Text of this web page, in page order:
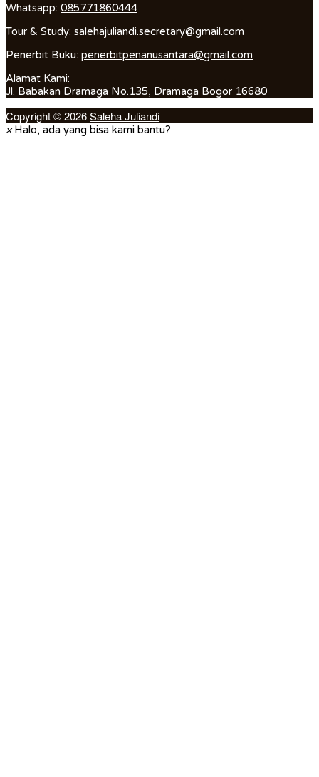
Whatsapp: 085771860444
Tour & Study: salehajuliandi.secretary@gmail.com
Penerbit Buku: penerbitpenanusantara@gmail.com
Alamat Kami:
Jl. Babakan Dramaga No.135, Dramaga Bogor 16680
Copyright © 2026Saleha Juliandi
× Halo, ada yang bisa kami bantu?